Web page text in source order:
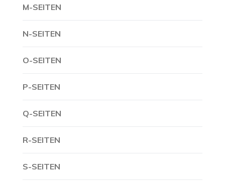
M-SEITEN
N-SEITEN
O-SEITEN
P-SEITEN
Q-SEITEN
R-SEITEN
S-SEITEN